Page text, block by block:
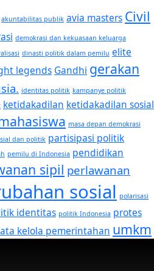
akuntabilitas publik avia masters Civil
demokrasi dan kekuasaan keluarga
dinasti politik dalam pemilu elite
legends Gandhi gerakan
identitas politik kampanye politik
ketidakadilan ketidakadilan sosial
masa depan demokrasi
dan politik partisipasi politik
pemilu di Indonesia pendidikan
sipil perlawanan
sosial polarisasi
identitas politik Indonesia protes
kelola pemerintahan umkm